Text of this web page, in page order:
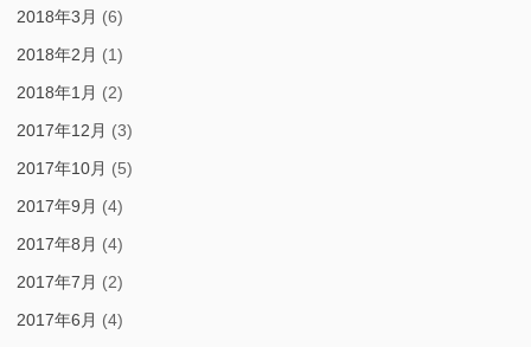
2018年3月 (6)
2018年2月 (1)
2018年1月 (2)
2017年12月 (3)
2017年10月 (5)
2017年9月 (4)
2017年8月 (4)
2017年7月 (2)
2017年6月 (4)